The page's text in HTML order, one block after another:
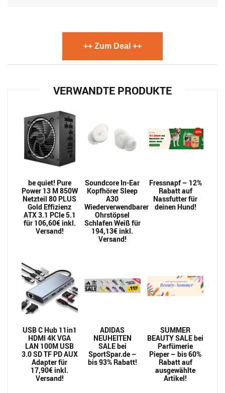
++ Zum Deal ++
VERWANDTE PRODUKTE
be quiet! Pure
Power 13 M 850W
Netzteil 80 PLUS
Gold Effizienz
ATX 3.1 PCIe 5.1
für 106,60€ inkl.
Versand!
Soundcore In-Ear
Kopfhörer Sleep
A30
Wiederverwendbarer
Ohrstöpsel
Schlafen Weiß für
194,13€ inkl.
Versand!
Fressnapf – 12%
Rabatt auf
Nassfutter für
deinen Hund!
USB C Hub 11in1
HDMI 4K VGA
LAN 100M USB
3.0 SD TF PD AUX
Adapter für
17,90€ inkl.
Versand!
ADIDAS
NEUHEITEN
SALE bei
SportSpar.de –
bis 93% Rabatt!
SUMMER
BEAUTY SALE bei
Parfümerie
Pieper – bis 60%
Rabatt auf
ausgewählte
Artikel!